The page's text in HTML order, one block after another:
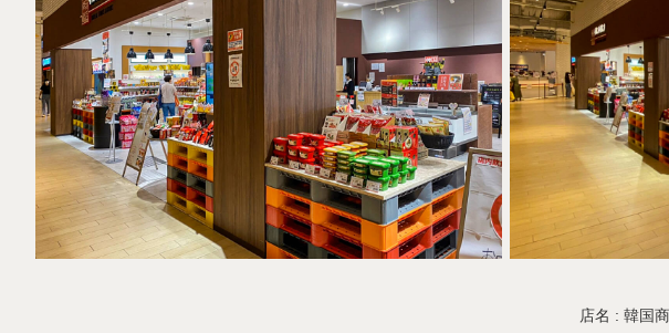
店名 : 韓国